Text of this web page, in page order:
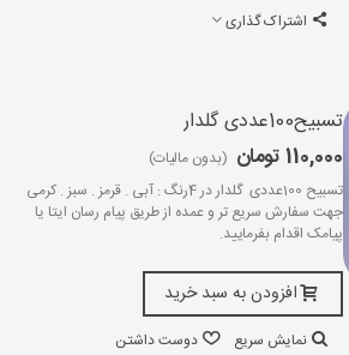
اشتراک گذاری
تسبیح100عددی گلدار
110,000 تومان
(بدون مالیات)
تسبیح 100عددی گلدار در 4رنگ : آبی . قرمز . سبز . کرمی
جهت سفارش سریع تر و عمده از طریق پیام رسان ایتا یا
پیامک اقدام بفرمایید.
افزودن به سبد خرید
نمایش سریع
دوست داشتن